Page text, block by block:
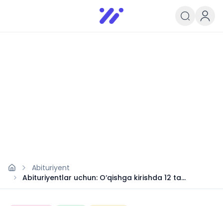
Infoedu
Ta&#039;lim xabarlari va
Abituriyent
Abituriyentlar uchun: O‘qishga kirishda 12 ta
samarali maslahat